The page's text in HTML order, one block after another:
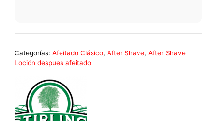
Categorías: Afeitado Clásico, After Shave, After Shave
Loción despues afeitado